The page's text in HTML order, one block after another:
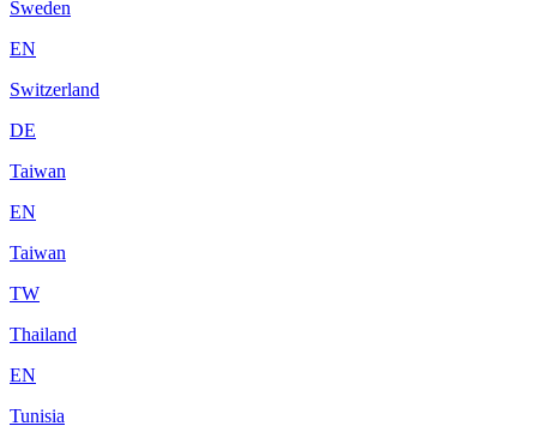
Sweden
EN
Switzerland
DE
Taiwan
EN
Taiwan
TW
Thailand
EN
Tunisia